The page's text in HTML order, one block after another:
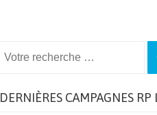
DERNIÈRES CAMPAGNES RP